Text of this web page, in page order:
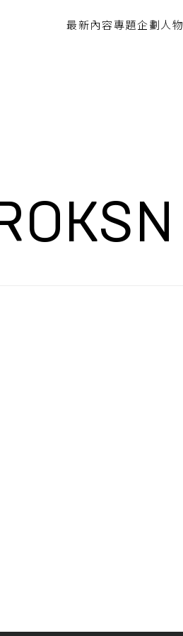
最新內容 專題企劃 人物